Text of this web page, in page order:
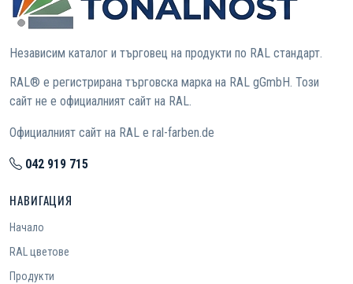
Независим каталог и търговец на продукти по RAL стандарт.
RAL® е регистрирана търговска марка на RAL gGmbH. Този
сайт не е официалният сайт на RAL.
Официалният сайт на RAL е ral-farben.de
042 919 715
НАВИГАЦИЯ
Начало
RAL цветове
Продукти